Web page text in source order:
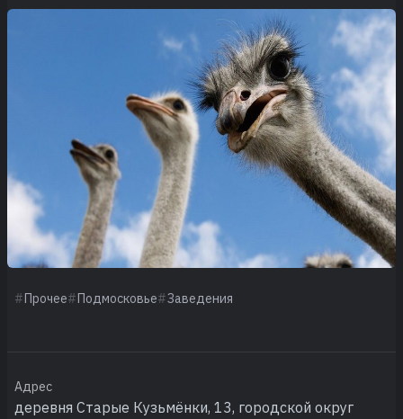
Прочее Подмосковье Заведения
Адрес
деревня Старые Кузьмёнки, 13, городской округ